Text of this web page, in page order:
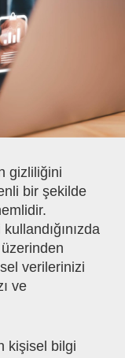
gizliliğini
bir şekilde
verilerinizi
ve
kişisel bilgi